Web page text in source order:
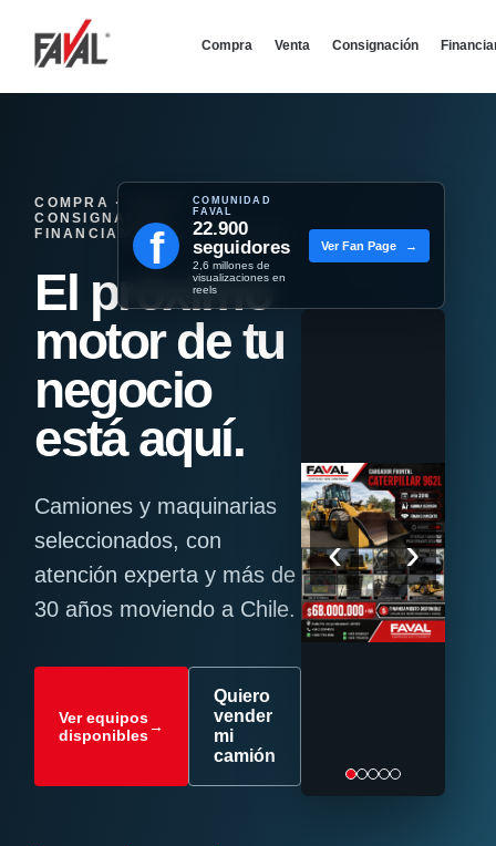
Compra Venta Consignación
COMPRA · VENTA ·
CONSIGNACIÓN ·
FINANCIAMIENTO - REMATES
El próximo
motor de tu
negocio
está aquí.
Camiones y maquinarias
seleccionados, con
atención experta y más de
30 años moviendo a Chile.
Ver equipos
disponibles→
Quiero
vender
mi
camión
f
COMUNIDAD
FAVAL
22.900
seguidores
2,6 millones de
visualizaciones en
reels
Ver Fan Page →
‹ ›